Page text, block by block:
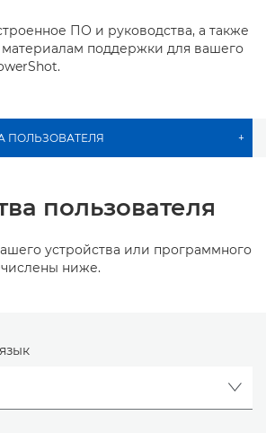
ПО и руководства, а также
материалам поддержки для вашего
ПОЛЬЗОВАТЕЛЯ +
пользователя
устройства или программного
ниже.